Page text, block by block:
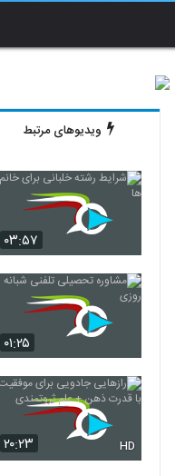
ویدیوهای مرتبط
۰۳:۵۷
۰۱:۲۵
۲۰:۲۳ HD